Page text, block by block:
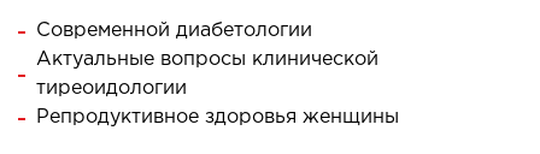
И ЛОР-ХИРУРГИЯ
лечение полости носа и
пазух
Современной диабетологии
Актуальные вопросы клинической
тиреоидологии
Репродуктивное здоровья женщины